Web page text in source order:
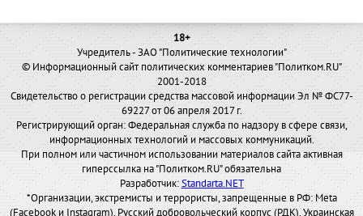
18+
Учредитель - ЗАО "Политические технологии"
© Информационный сайт политических комментариев "Политком.RU"
2001-2018
Свидетельство о регистрации средства массовой информации Эл № ФС77-
69227 от 06 апреля 2017 г.
Регистрирующий орган: Федеральная служба по надзору в сфере связи,
информационных технологий и массовых коммуникаций.
При полном или частичном использовании материалов сайта активная
гиперссылка на "Политком.RU" обязательна
Разработчик:Standarta.NET
*Организации, экстремисты и террористы, запрещенные в РФ: Meta
(Facebook и Instagram), Русский добровольческий корпус (РДК), Украинская